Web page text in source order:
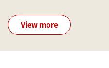
View more